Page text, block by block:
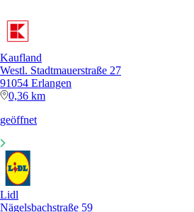
Kaufland
Westl. Stadtmauerstraße 27
91054 Erlangen
0,36 km
geöffnet
Lidl
Nägelsbachstraße 59